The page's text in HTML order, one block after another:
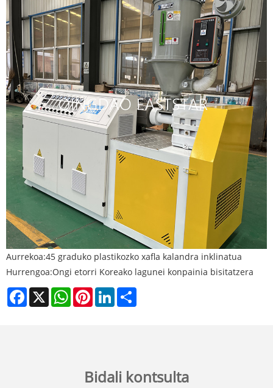
Aurrekoa:45 graduko plastikozko xafla kalandra inklinatua
Hurrengoa:Ongi etorri Koreako lagunei konpainia bisitatzera
Facebook
X WhatsAppPinterestLinkedIn
Bidali kontsulta